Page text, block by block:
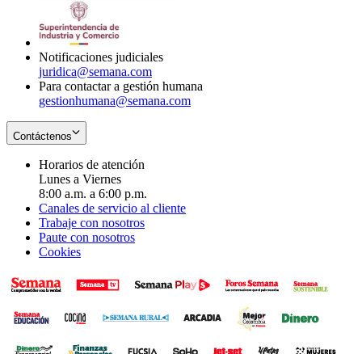
Notificaciones judiciales
juridica@semana.com
Para contactar a gestión humana
gestionhumana@semana.com
Contáctenos
Horarios de atención
Lunes a Viernes
8:00 a.m. a 6:00 p.m.
Canales de servicio al cliente
Trabaje con nosotros
Paute con nosotros
Cookies